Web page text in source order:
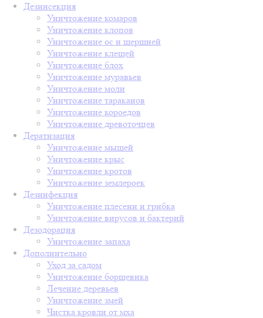
Дезинсекция
Уничтожение комаров
Уничтожение клопов
Уничтожение ос и шершней
Уничтожение клещей
Уничтожение блох
Уничтожение муравьев
Уничтожение моли
Уничтожение тараканов
Уничтожение короедов
Уничтожение древоточцев
Дератизация
Уничтожение мышей
Уничтожение крыс
Уничтожение кротов
Уничтожение землероек
Дезинфекция
Уничтожение плесени и грибка
Уничтожение вирусов и бактерий
Дезодорация
Уничтожение запаха
Дополнительно
Уход за садом
Уничтожение борщевика
Лечение деревьев
Уничтожение змей
Чистка кровли от мха